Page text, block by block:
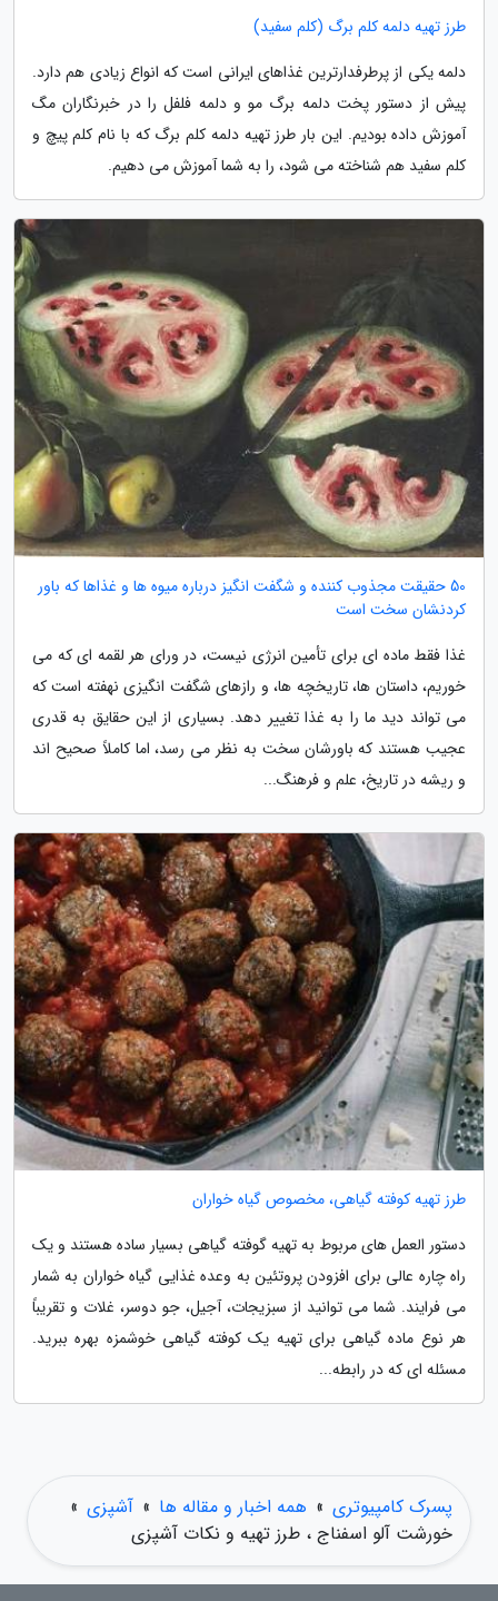
طرز تهیه دلمه کلم برگ (کلم سفید)
دلمه یکی از پرطرفدارترین غذاهای ایرانی است که انواع زیادی هم دارد.
پیش از دستور پخت دلمه برگ مو و دلمه فلفل را در خبرنگاران مگ
آموزش داده بودیم. این بار طرز تهیه دلمه کلم برگ که با نام کلم پیچ و
کلم سفید هم شناخته می شود، را به شما آموزش می دهیم.
50 حقیقت مجذوب کننده و شگفت انگیز درباره میوه ها و غذاها که باور
کردنشان سخت است
غذا فقط ماده ای برای تأمین انرژی نیست، در ورای هر لقمه ای که می
خوریم، داستان ها، تاریخچه ها، و رازهای شگفت انگیزی نهفته است که
می تواند دید ما را به غذا تغییر دهد. بسیاری از این حقایق به قدری
عجیب هستند که باورشان سخت به نظر می رسد، اما کاملاً صحیح اند
و ریشه در تاریخ، علم و فرهنگ...
طرز تهیه کوفته گیاهی، مخصوص گیاه خواران
دستور العمل های مربوط به تهیه گوفته گیاهی بسیار ساده هستند و یک
راه چاره عالی برای افزودن پروتئین به وعده غذایی گیاه خواران به شمار
می فرایند. شما می توانید از سبزیجات، آجیل، جو دوسر، غلات و تقریباً
هر نوع ماده گیاهی برای تهیه یک کوفته گیاهی خوشمزه بهره ببرید.
مسئله ای که در رابطه...
پسرک کامپیوتری » همه اخبار و مقاله ها » آشپزی »
خورشت آلو اسفناج ، طرز تهیه و نکات آشپزی